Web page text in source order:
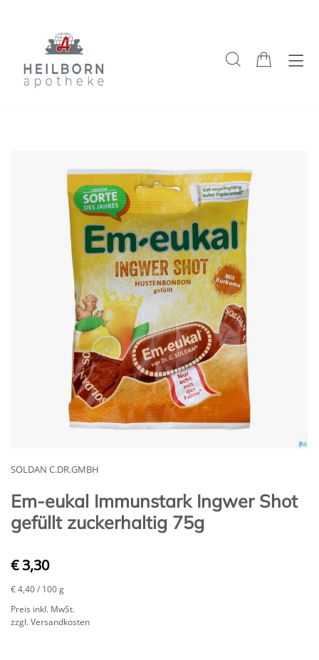
SOLDAN C.DR.GMBH
Em-eukal Immunstark Ingwer Shot
gefüllt zuckerhaltig 75g
€ 3,30
€ 4,40/ 100 g
Preis inkl. MwSt.
zzgl. Versandkosten